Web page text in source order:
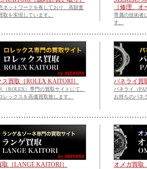
ネットワークを有しており、高額査
取を実現しています。
［修理、
専属の技術者
す。
ス買取［ROLEX KAITORI］
（ROLEX）専門の買取サイトにて、
レックスを高価買取致します。
パネライ買
パネライ（
お持ちのパネ
取［LANGE KAITORI］ オメガ買取